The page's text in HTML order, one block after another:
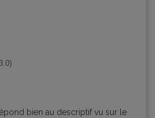
bien au descriptif vu sur le